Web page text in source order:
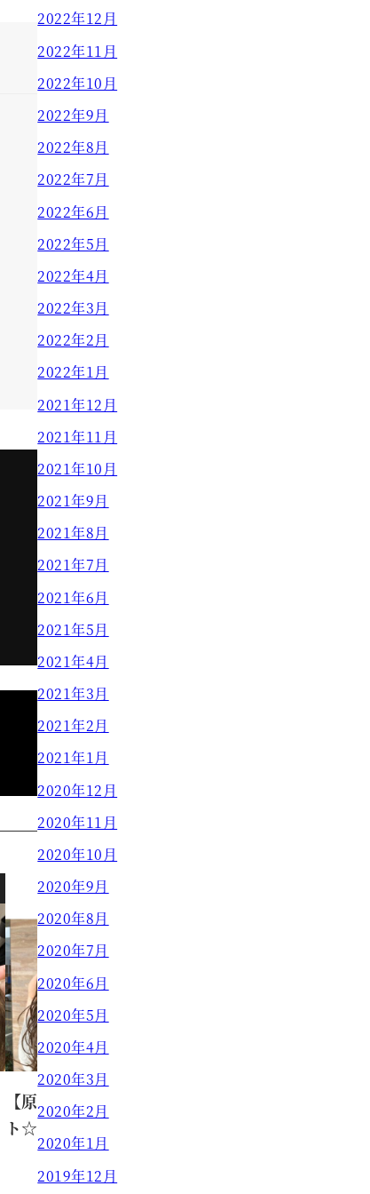
【原田】イルミナカラーでハイライ
ト☆
原田 真奈美
2022年12月
2022年11月
2022年10月
2022年9月
2022年8月
2022年7月
2022年6月
2022年5月
2022年4月
2022年3月
2022年2月
2022年1月
2021年12月
2021年11月
2021年10月
2021年9月
2021年8月
2021年7月
2021年6月
2021年5月
2021年4月
2021年3月
2021年2月
2021年1月
2020年12月
2020年11月
2020年10月
2020年9月
2020年8月
2020年7月
2020年6月
2020年5月
2020年4月
2020年3月
2020年2月
2020年1月
2019年12月